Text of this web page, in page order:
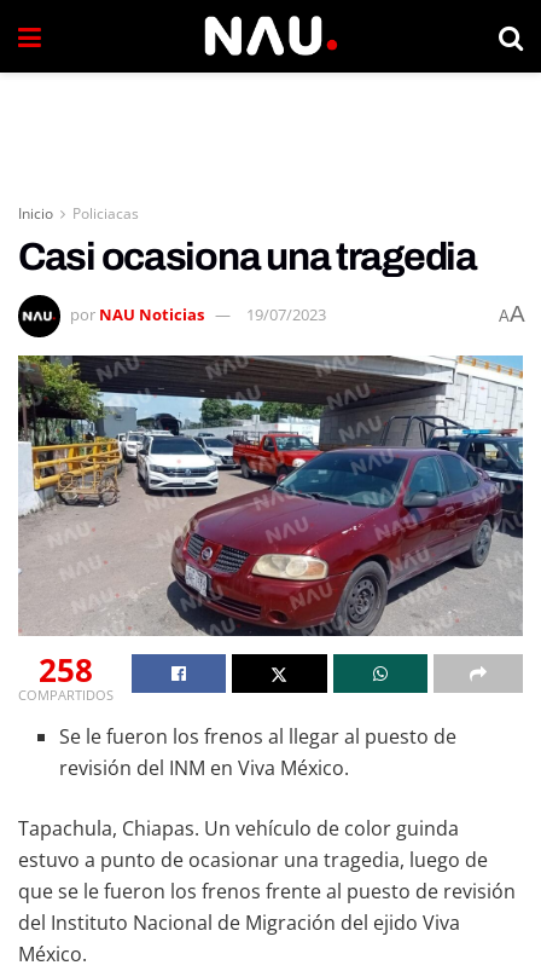
Inicio Policiacas
Casi ocasiona una tragedia
por NAU Noticias 19/07/2023 AA
258
COMPARTIDOS
Se le fueron los frenos al llegar al puesto de
revisión del INM en Viva México.
Tapachula, Chiapas. Un vehículo de color guinda
estuvo a punto de ocasionar una tragedia, luego de
que se le fueron los frenos frente al puesto de revisión
del Instituto Nacional de Migración del ejido Viva
México.